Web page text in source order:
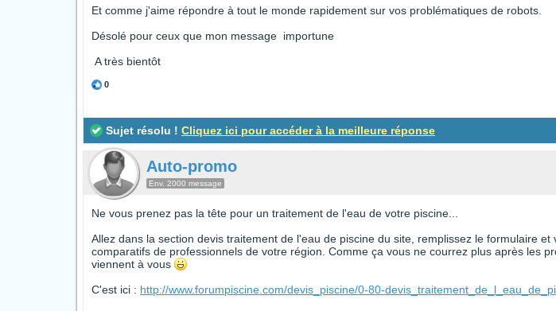
Et comme j'aime répondre à tout le monde rapidement sur vos problématiques de robots.
Désolé pour ceux que mon message importune
A très bientôt
0
Sujet résolu ! Cliquez ici pour accéder à la meilleure réponse
Auto-promo
Env. 2000 message
Ne vous prenez pas la tête pour un traitement de l'eau de votre piscine...
Allez dans la section devis traitement de l'eau de piscine du site, remplissez le formulaire
comparatifs de professionnels de votre région. Comme ça vous ne courrez plus après les
viennent à vous
C'est ici : http://www.forumpiscine.com/devis_piscine/0-80-